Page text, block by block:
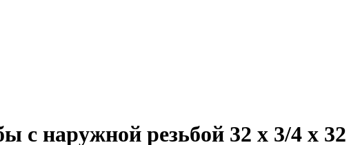
наружной резьбой 32 х 3/4 х 32